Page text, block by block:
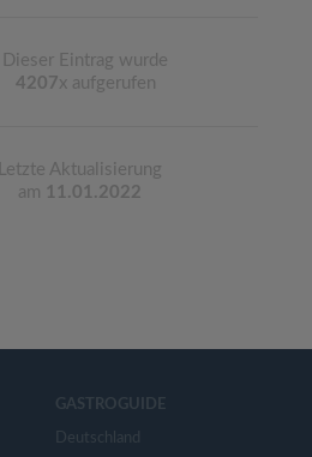
Dieser Eintrag wurde
4207x aufgerufen
Letzte Aktualisierung
am 11.01.2022
GASTROGUIDE
Deutschland